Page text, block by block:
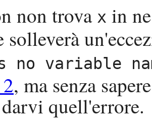
non trova x in
solleverà
no variable
, ma senza
quell'errore.